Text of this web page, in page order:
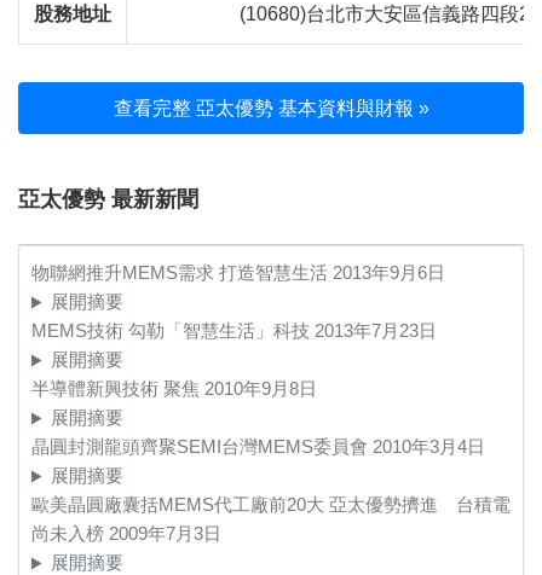
股務地址 (10680)台北市大安區信義路四段
查看完整 亞太優勢 基本資料與財報 »
亞太優勢 最新新聞
物聯網推升MEMS需求 打造智慧生活 2013年9月6日
展開摘要
MEMS技術 勾勒「智慧生活」科技 2013年7月23日
展開摘要
半導體新興技術 聚焦 2010年9月8日
展開摘要
晶圓封測龍頭齊聚SEMI台灣MEMS委員會 2010年3月4日
展開摘要
歐美晶圓廠囊括MEMS代工廠前20大 亞太優勢擠進 台積電
尚未入榜 2009年7月3日
展開摘要